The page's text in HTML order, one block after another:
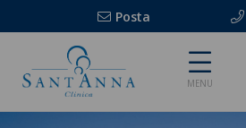
Posta
MENU